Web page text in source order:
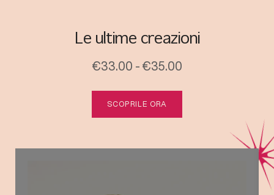
Le ultime creazioni
€33.00 - €35.00
SCOPRILE ORA